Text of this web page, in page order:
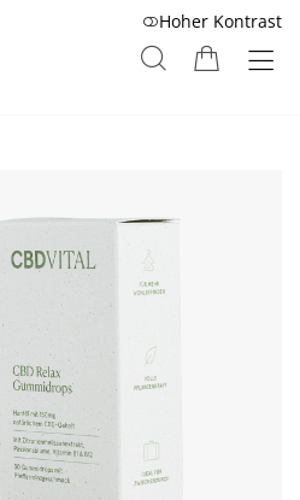
Hoher Kontrast